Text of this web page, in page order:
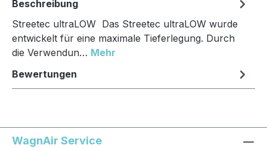
Beschreibung
Streetec ultraLOW Das Streetec ultraLOW wurde
entwickelt für eine maximale Tieferlegung. Durch
die Verwendun… Mehr
Bewertungen
WagnAir Service